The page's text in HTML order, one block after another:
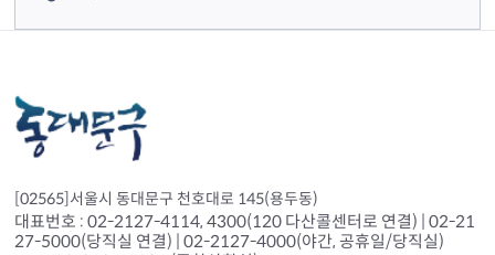
[02565]서울시 동대문구 천호대로 145(용두동)
대표번호 : 02-2127-4114, 4300(120 다산콜센터로 연결) | 02-21
27-5000(당직실 연결) | 02-2127-4000(야간, 공휴일/당직실)